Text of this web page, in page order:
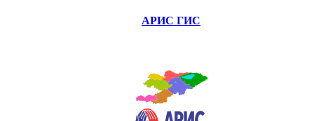
АРИС ГИС